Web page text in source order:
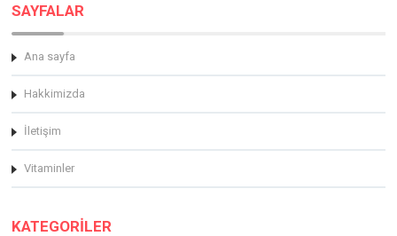
SAYFALAR
Ana sayfa
Hakkimizda
İletişim
Vitaminler
KATEGORİLER